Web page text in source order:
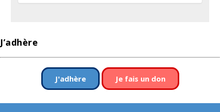
J’adhère
J'adhère Je fais un don